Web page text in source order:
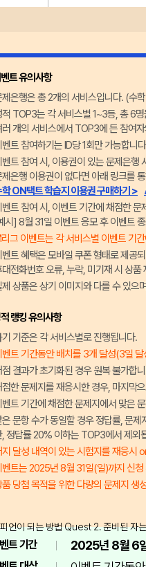
트 유의사항
제은행은 총 2개의 서비스입니다. (수
적 TOP3는 각 서비스별 1~3등, 총 6
러 개의 서비스에서 TOP3에 든 참여
벤트 참여하기는 ID당 1회만 가능합니
벤트 참여 시, 이용권이 있는 문제은행
은행 이용권이 없다면 아래 링크를
학 ON택트 학습지 이용권 구매하기 >
벤트 참여 시, 이벤트 기간에 채점한
시] 8월 31일 이벤트 응모 후 이벤트
그 이벤트는 각 서비스별 이벤트 기
벤트 혜택은 모바일 쿠폰 형태로 제공
전화번호 오류, 누락, 미기재 시 상
제 상품은 상기 이미지와 다를 수 있으
랭킹 유의사항
기 기준은 각 서비스별로 진행됩니다.
벤트 기간동안 배치를 3개 달성(3일
점 결과가 초기화된 경우 원복 불가합
점한 문제지를 재응시한 경우, 마지막
벤트 기간에 채점한 문제지에서 맞은
은 문항 수가 동일할 경우 정답률, 문
, 정답률 20% 이하는 TOP3에서 제외
지 달성 내역이 있는 시험지를 재응시
벤트는 2025년 8월 31일(일)까지 신청
당첨 목적을 위한 다량의 문제지 생
트 기간 2025년 8월 6